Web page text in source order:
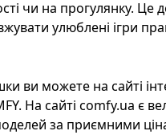
чи на прогулянку. Це
улюблені ігри
ви можете на сайті
На сайті comfy.ua є
за приємними